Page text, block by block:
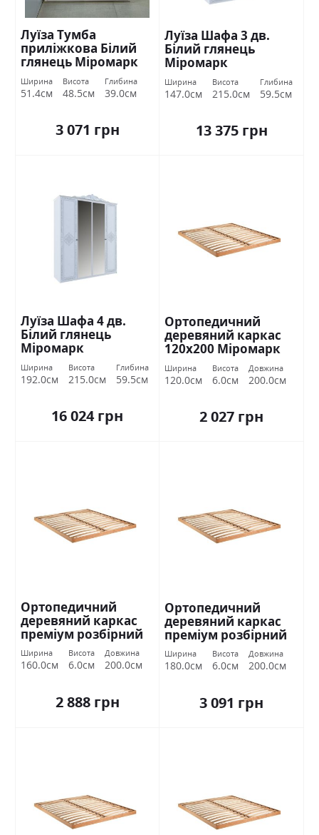
Луїза Тумба
приліжкова Білий
глянець Міромарк
Ширина
51.4см
Висота
48.5см
Глибина
39.0см
3 071 грн
Луїза Шафа 3 дв.
Білий глянець
Міромарк
Ширина
147.0см
Висота
215.0см
Глибина
59.5см
13 375 грн
Луїза Шафа 4 дв.
Білий глянець
Міромарк
Ширина
192.0см
Висота
215.0см
Глибина
59.5см
16 024 грн
Ортопедичний
деревяний каркас
120х200 Міромарк
Ширина
120.0см
Висота
6.0см
Довжина
200.0см
2 027 грн
Ортопедичний
деревяний каркас
преміум розбірний
160х200 Міромарк
Ширина
160.0см
Висота
6.0см
Довжина
200.0см
2 888 грн
Ортопедичний
деревяний каркас
преміум розбірний
180х200 Міромарк
Ширина
180.0см
Висота
6.0см
Довжина
200.0см
3 091 грн